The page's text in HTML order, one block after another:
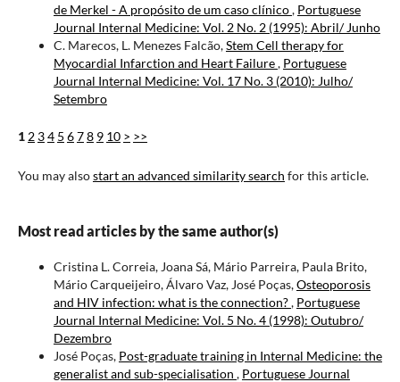
de Merkel - A propósito de um caso clínico, Portuguese
Journal Internal Medicine: Vol. 2 No. 2 (1995): Abril/ Junho
C. Marecos, L. Menezes Falcão,Stem Cell therapy for
Myocardial Infarction and Heart Failure, Portuguese
Journal Internal Medicine: Vol. 17 No. 3 (2010): Julho/
Setembro
1 2 34 5 678 9 10 > >>
You may alsostart an advanced similarity search for this article.
Most read articles by the same author(s)
Cristina L. Correia, Joana Sá, Mário Parreira, Paula Brito,
Mário Carqueijeiro, Álvaro Vaz, José Poças,Osteoporosis
and HIV infection: what is the connection?, Portuguese
Journal Internal Medicine: Vol. 5 No. 4 (1998): Outubro/
Dezembro
José Poças, Post-graduate training in Internal Medicine: the
generalist and sub-specialisation , Portuguese Journal